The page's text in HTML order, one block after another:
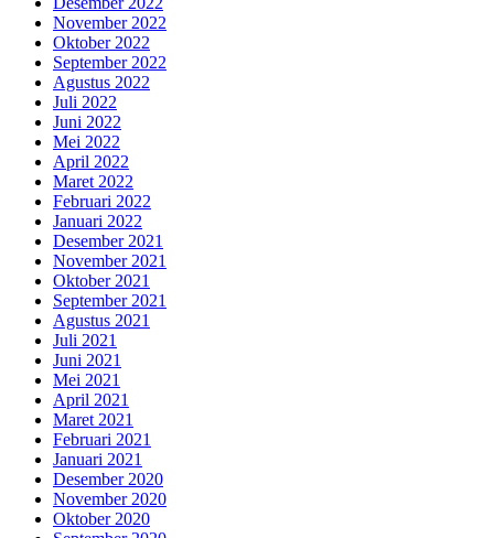
November 2022
Oktober 2022
September 2022
Agustus 2022
Juli 2022
Juni 2022
Mei 2022
April 2022
Maret 2022
Februari 2022
Januari 2022
Desember 2021
November 2021
Oktober 2021
September 2021
Agustus 2021
Juli 2021
Juni 2021
Mei 2021
April 2021
Maret 2021
Februari 2021
Januari 2021
Desember 2020
November 2020
Oktober 2020